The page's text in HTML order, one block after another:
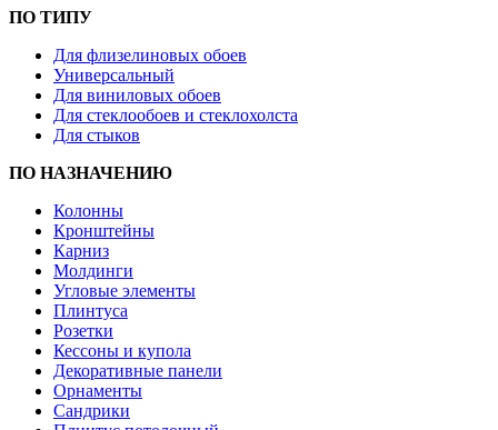
ПО ТИПУ
Для флизелиновых обоев
Универсальный
Для виниловых обоев
Для стеклообоев и стеклохолста
Для стыков
ПО НАЗНАЧЕНИЮ
Колонны
Кронштейны
Карниз
Молдинги
Угловые элементы
Плинтуса
Розетки
Кессоны и купола
Декоративные панели
Орнаменты
Сандрики